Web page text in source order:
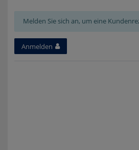
Melden Sie sich an, um eine
Anmelden